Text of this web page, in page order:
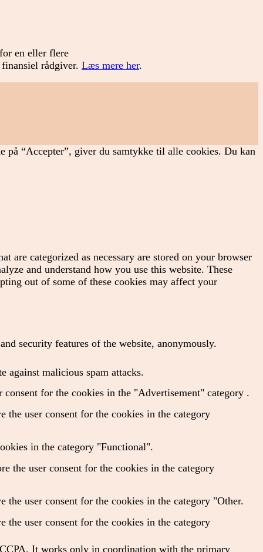
en eller flere
rådgiver. Læs mere her.
på “Accepter”, giver du samtykke til alle cookies. Du kan
are categorized as necessary are stored on your browser
and understand how you use this website. These
out of some of these cookies may affect your
security features of the website, anonymously.
against malicious spam attacks.
for the cookies in the "Advertisement" category .
the user consent for the cookies in the category
in the category "Functional".
the user consent for the cookies in the category
user consent for the cookies in the category "Other.
the user consent for the cookies in the category
It works only in coordination with the primary